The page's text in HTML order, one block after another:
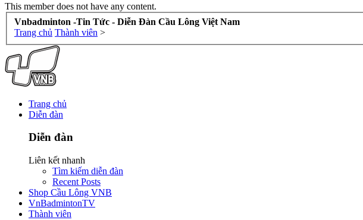
This member does not have any content.
Vnbadminton -Tin Tức - Diễn Đàn Cầu Lông Việt Nam
Trang chủ Thành viên >
Trang chủ
Diễn đàn
Diễn đàn
Liên kết nhanh
Tìm kiếm diễn đàn
Recent Posts
Shop Cầu Lông VNB
VnBadmintonTV
Thành viên